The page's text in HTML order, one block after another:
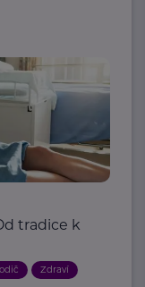
tradice k
Zdraví